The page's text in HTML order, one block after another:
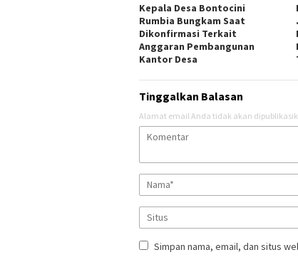
Kepala Desa Bontocini
Rumbia Bungkam Saat
Dikonfirmasi Terkait
Anggaran Pembangunan
Kantor Desa
Tinggalkan Balasan
Alamat email Anda tidak akan
Simpan nama, email, dan situs